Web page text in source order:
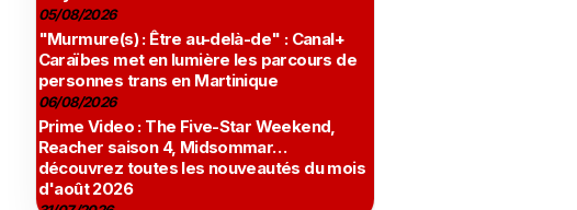
05/08/2026
"Murmure(s) : Être au-delà-de" : Canal+
Caraïbes met en lumière les parcours de
personnes trans en Martinique
06/08/2026
Prime Video : The Five-Star Weekend,
Reacher saison 4, Midsommar…
découvrez toutes les nouveautés du mois
d'août 2026